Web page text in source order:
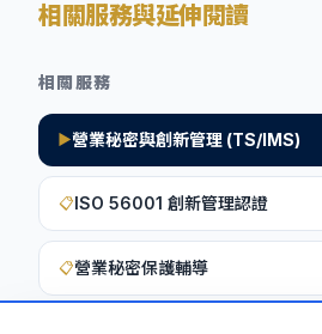
相關服務與延伸閱讀
相關服務
▶營業秘密與創新管理 (TS/IMS)
📋ISO 56001 創新管理認證
📋營業秘密保護輔導